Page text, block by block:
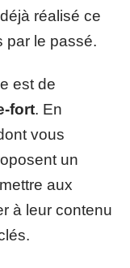
réalisé ce
par le passé.
est de
fort. En
vous
un
aux
à leur contenu